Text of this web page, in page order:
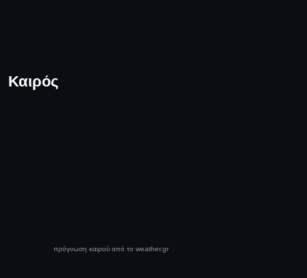
Καιρός
πρόγνωση καιρού από το weather.gr